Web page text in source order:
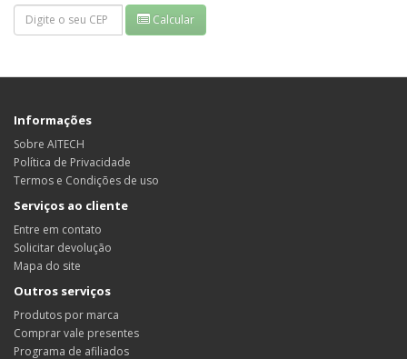
Calcular
Informações
Sobre AITECH
Política de Privacidade
Termos e Condições de uso
Serviços ao cliente
Entre em contato
Solicitar devolução
Mapa do site
Outros serviços
Produtos por marca
Comprar vale presentes
Programa de afiliados